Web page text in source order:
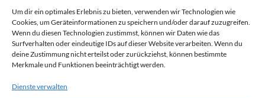
Um dir ein optimales Erlebnis zu bieten, verwenden wir Technologien wie
Cookies, um Geräteinformationen zu speichern und/oder darauf zuzugreifen.
Wenn du diesen Technologien zustimmst, können wir Daten wie das
Surfverhalten oder eindeutige IDs auf dieser Website verarbeiten. Wenn du
deine Zustimmung nicht erteilst oder zurückziehst, können bestimmte
Merkmale und Funktionen beeinträchtigt werden.
Dienste verwalten
let’s talk